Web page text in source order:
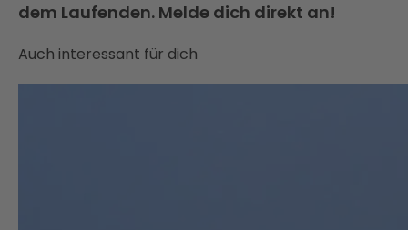
dem Laufenden. Melde dich direkt an!
Auch interessant für dich